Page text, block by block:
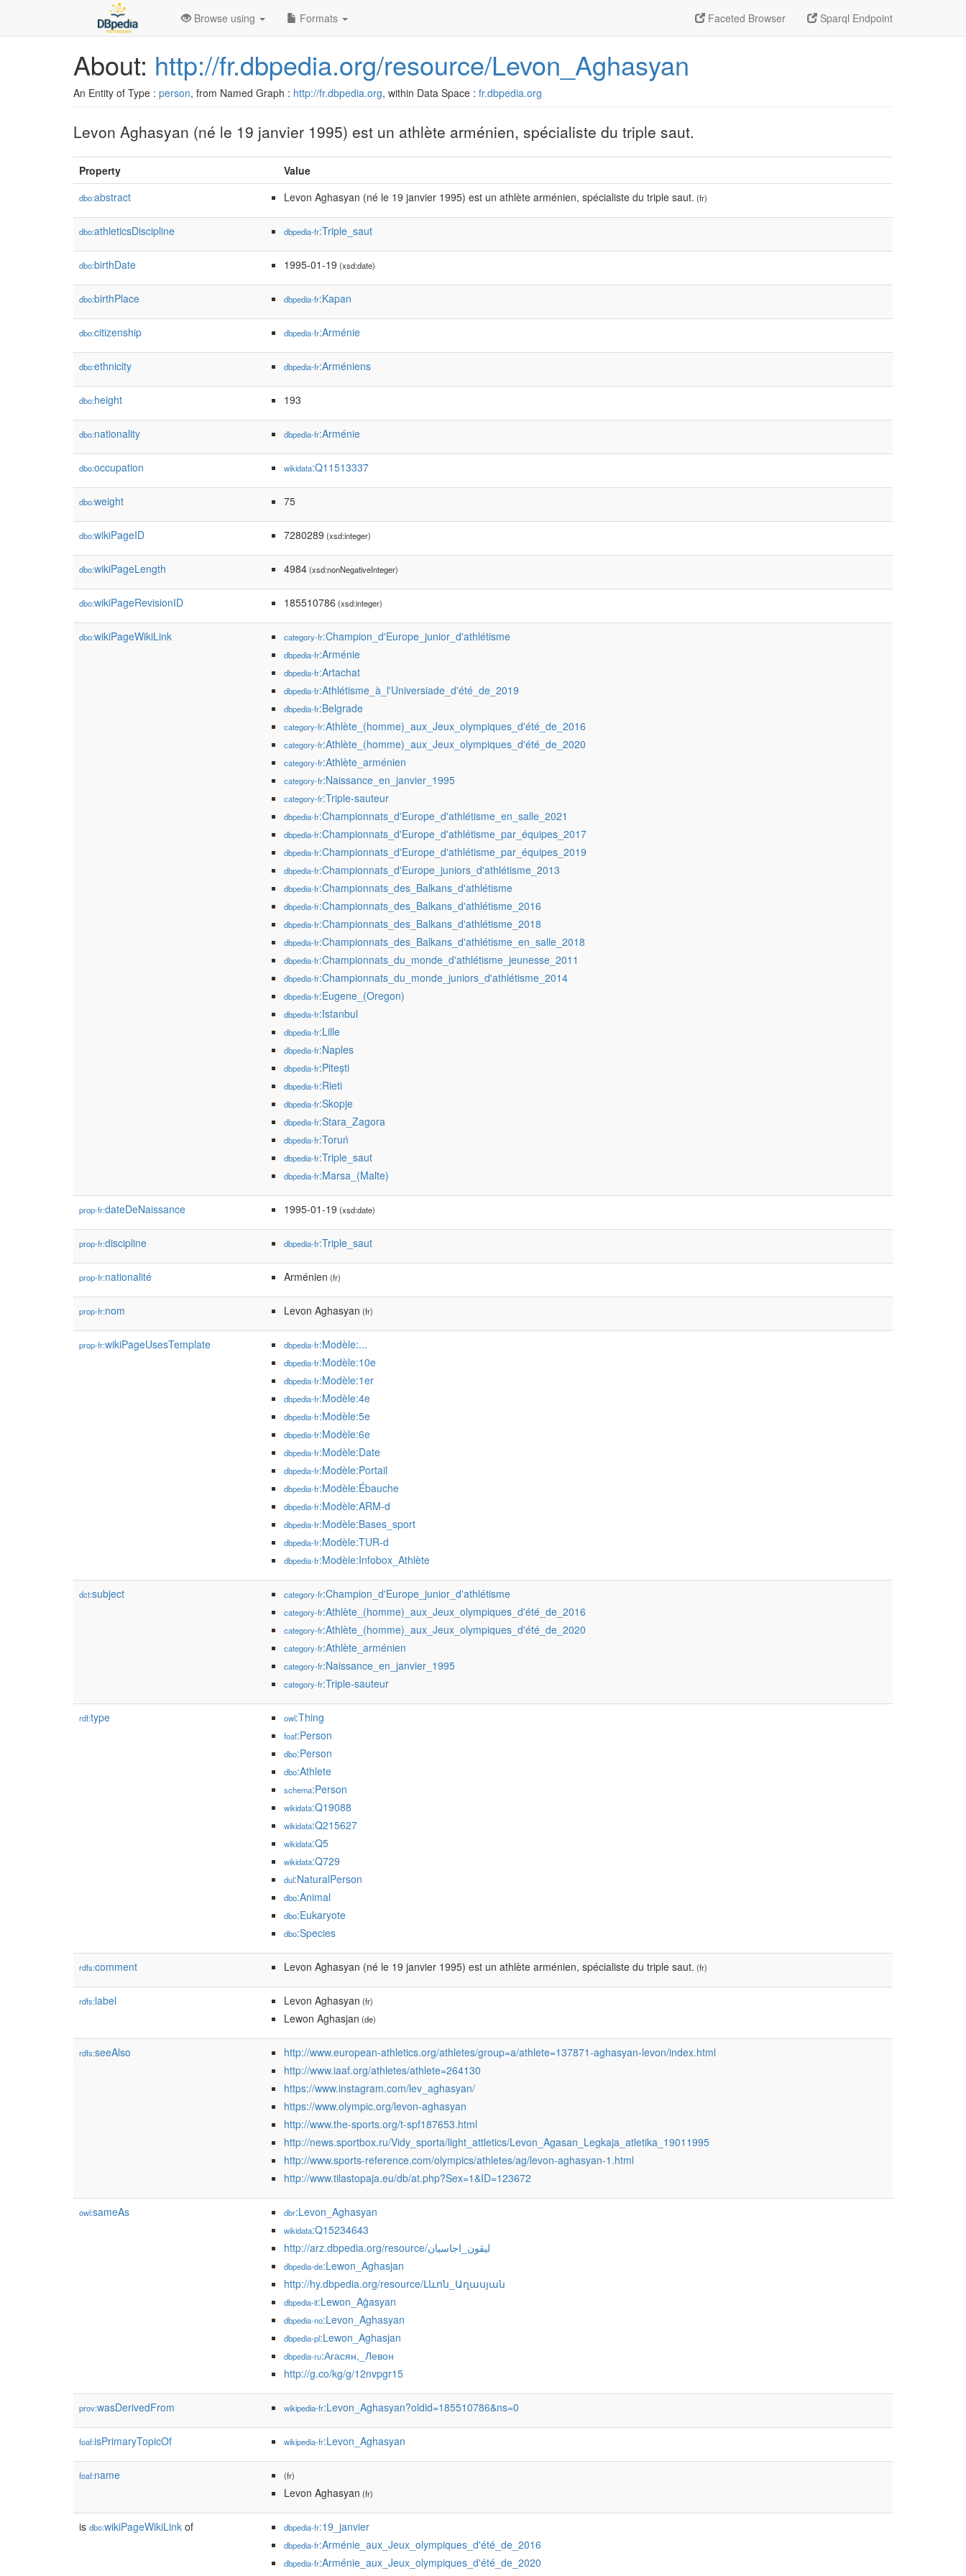
Faceted Browser Sparql Endpoint
Browse using Formats
About: http://fr.dbpedia.org/resource/Levon_Aghasyan
An Entity of Type : person, from Named Graph : http://fr.dbpedia.org, within Data Space : fr.dbpedia.org
Levon Aghasyan (né le 19 janvier 1995) est un athlète arménien, spécialiste du triple saut.
Property Value
dbo:abstract Levon Aghasyan (né le 19 janvier 1995) est un athlète arménien, spécialiste du triple saut. (fr)
dbo:athleticsDiscipline dbpedia-fr:Triple_saut
dbo:birthDate 1995-01-19 (xsd:date)
dbo:birthPlace dbpedia-fr:Kapan
dbo:citizenship dbpedia-fr:Arménie
dbo:ethnicity dbpedia-fr:Arméniens
dbo:height 193
dbo:nationality dbpedia-fr:Arménie
dbo:occupation wikidata:Q11513337
dbo:weight 75
dbo:wikiPageID 7280289 (xsd:integer)
dbo:wikiPageLength 4984(xsd:nonNegativeInteger)
dbo:wikiPageRevisionID 185510786 (xsd:integer)
dbo:wikiPageWikiLink category-fr:Champion_d'Europe_junior_d'athlétisme
dbpedia-fr:Arménie
dbpedia-fr:Artachat
dbpedia-fr:Athlétisme_à_l'Universiade_d'été_de_2019
dbpedia-fr:Belgrade
category-fr:Athlète_(homme)_aux_Jeux_olympiques_d'été_de_2016
category-fr:Athlète_(homme)_aux_Jeux_olympiques_d'été_de_2020
category-fr:Athlète_arménien
category-fr:Naissance_en_janvier_1995
category-fr:Triple-sauteur
dbpedia-fr:Championnats_d'Europe_d'athlétisme_en_salle_2021
dbpedia-fr:Championnats_d'Europe_d'athlétisme_par_équipes_2017
dbpedia-fr:Championnats_d'Europe_d'athlétisme_par_équipes_2019
dbpedia-fr:Championnats_d'Europe_juniors_d'athlétisme_2013
dbpedia-fr:Championnats_des_Balkans_d'athlétisme
dbpedia-fr:Championnats_des_Balkans_d'athlétisme_2016
dbpedia-fr:Championnats_des_Balkans_d'athlétisme_2018
dbpedia-fr:Championnats_des_Balkans_d'athlétisme_en_salle_2018
dbpedia-fr:Championnats_du_monde_d'athlétisme_jeunesse_2011
dbpedia-fr:Championnats_du_monde_juniors_d'athlétisme_2014
dbpedia-fr:Eugene_(Oregon)
dbpedia-fr:Istanbul
dbpedia-fr:Lille
dbpedia-fr:Naples
dbpedia-fr:Pitești
dbpedia-fr:Rieti
dbpedia-fr:Skopje
dbpedia-fr:Stara_Zagora
dbpedia-fr:Toruń
dbpedia-fr:Triple_saut
dbpedia-fr:Marsa_(Malte)
prop-fr:dateDeNaissance 1995-01-19 (xsd:date)
prop-fr:discipline dbpedia-fr:Triple_saut
prop-fr:nationalité Arménien (fr)
prop-fr:nom Levon Aghasyan (fr)
prop-fr:wikiPageUsesTemplate dbpedia-fr:Modèle:...
dbpedia-fr:Modèle:10e
dbpedia-fr:Modèle:1er
dbpedia-fr:Modèle:4e
dbpedia-fr:Modèle:5e
dbpedia-fr:Modèle:6e
dbpedia-fr:Modèle:Date
dbpedia-fr:Modèle:Portail
dbpedia-fr:Modèle:Ébauche
dbpedia-fr:Modèle:ARM-d
dbpedia-fr:Modèle:Bases_sport
dbpedia-fr:Modèle:TUR-d
dbpedia-fr:Modèle:Infobox_Athlète
dct:subject category-fr:Champion_d'Europe_junior_d'athlétisme
category-fr:Athlète_(homme)_aux_Jeux_olympiques_d'été_de_2016
category-fr:Athlète_(homme)_aux_Jeux_olympiques_d'été_de_2020
category-fr:Athlète_arménien
category-fr:Naissance_en_janvier_1995
category-fr:Triple-sauteur
rdf:type owl:Thing
foaf:Person
dbo:Person
dbo:Athlete
schema:Person
wikidata:Q19088
wikidata:Q215627
wikidata:Q5
wikidata:Q729
dul:NaturalPerson
dbo:Animal
dbo:Eukaryote
dbo:Species
rdfs:comment Levon Aghasyan (né le 19 janvier 1995) est un athlète arménien, spécialiste du triple saut. (fr)
rdfs:label Levon Aghasyan (fr)
Lewon Aghasjan (de)
rdfs:seeAlso
http://www.european-athletics.org/athletes/group=a/athlete=137871-aghasyan-levon/index.html
http://www.iaaf.org/athletes/athlete=264130
https://www.instagram.com/lev_aghasyan/
https://www.olympic.org/levon-aghasyan
http://www.the-sports.org/t-spf187653.html
http://news.sportbox.ru/Vidy_sporta/light_attletics/Levon_Agasan_Legkaja_atletika_19011995
http://www.sports-reference.com/olympics/athletes/ag/levon-aghasyan-1.html
http://www.tilastopaja.eu/db/at.php?Sex=1&ID=123672
owl:sameAs dbr:Levon_Aghasyan
wikidata:Q15234643
http://arz.dbpedia.org/resource/ليڤون_اجاسيان
dbpedia-de:Lewon_Aghasjan
http://hy.dbpedia.org/resource/Լևոն_Աղասյան
dbpedia-it:Lewon_Aġasyan
dbpedia-no:Levon_Aghasyan
dbpedia-pl:Lewon_Aghasjan
dbpedia-ru:Агасян,_Левон
http://g.co/kg/g/12nvpgr15
prov:wasDerivedFrom wikipedia-fr:Levon_Aghasyan?oldid=185510786&ns=0
foaf:isPrimaryTopicOf wikipedia-fr:Levon_Aghasyan
foaf:name (fr)
Levon Aghasyan (fr)
is dbo:wikiPageWikiLink of dbpedia-fr:19_janvier
dbpedia-fr:Arménie_aux_Jeux_olympiques_d'été_de_2016
dbpedia-fr:Arménie_aux_Jeux_olympiques_d'été_de_2020